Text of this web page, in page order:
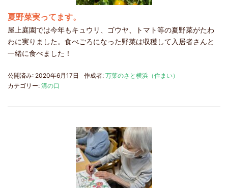
夏野菜実ってます。
屋上庭園では今年もキュウリ、ゴウヤ、トマト等の夏野菜がたわ
わに実りました。食べごろになった野菜は収穫して入居者さんと
一緒に食べました！
公開済み: 2020年6月17日 作成者: 万葉のさと横浜（住まい）
カテゴリー: 溝の口